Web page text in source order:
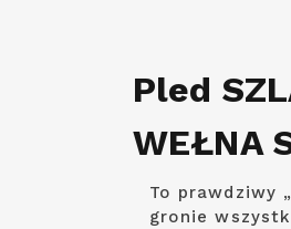
Pled
WEŁNA
To prawdziwy
gronie